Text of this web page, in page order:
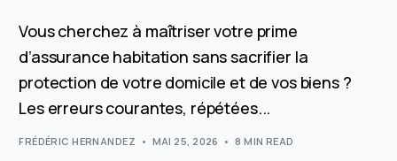
Vous cherchez à maîtriser votre prime
d’assurance habitation sans sacrifier la
protection de votre domicile et de vos biens ?
Les erreurs courantes, répétées...
FRÉDÉRIC HERNANDEZ MAI 25, 2026 8 MIN READ